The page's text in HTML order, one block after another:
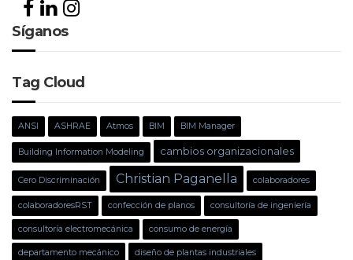
Síganos
Tag Cloud
ANSI ASHRAE Atmos BIM BIM Manager
Building Information Modeling cambios organizacionales
Cero Discriminación Christian Paganella colaboradores
colaboradoresRST confección de planos consultoría de ingeniería
consultoría electromecánica consumo de energía
departamento mecánico diseño de plantas industriales